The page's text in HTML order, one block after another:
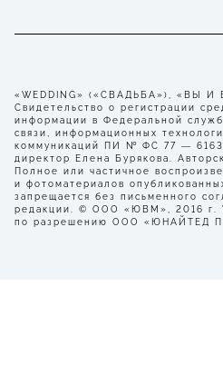
«WEDDING» («СВАДЬБА»), «ВЫ
Свидетельство о регистрации
информации в Федеральной
связи, информационных
коммуникаций ПИ № ФС 77 —
директор Елена Бурякова.
Полное или частичное
и фотоматериалов
запрещается без письменного
редакции. © ООО «ЮВМ», 2016 г.
по разрешению ООО «ЮНАЙТЕД